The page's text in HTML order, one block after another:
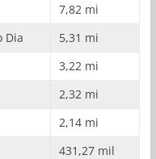
7,82 mi
Dia
5,31 mi
3,22 mi
2,32 mi
2,14 mi
431,27 mil